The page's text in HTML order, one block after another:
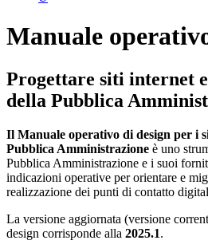
Manuale
Progettare siti internet
della Pubblica
Il Manuale operativo di design per i
Pubblica Amministrazione è uno
Pubblica Amministrazione e i suoi
indicazioni operative per orientare e
realizzazione dei punti di contatto
La versione aggiornata (versione
design corrisponde alla 2025.1.